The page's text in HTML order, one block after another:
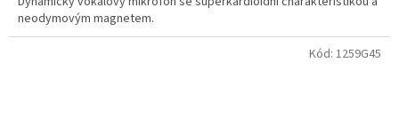
neodymovým magnetem.
Kód: 1259G45